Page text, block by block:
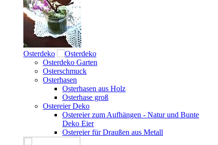
Osterdeko
Osterdeko Garten
Osterschmuck
Osterhasen
Osterhasen aus Holz
Osterhase groß
Ostereier Deko
Ostereier zum Aufhängen - Natur und Bunte
Deko Eier
Ostereier für Draußen aus Metall